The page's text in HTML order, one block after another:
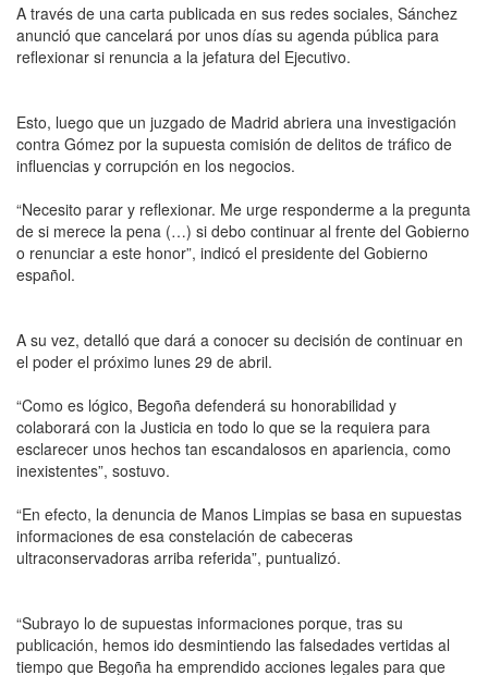
A través de una carta publicada en sus redes sociales, Sánchez
anunció que cancelará por unos días su agenda pública para
reflexionar si renuncia a la jefatura del Ejecutivo.
Esto, luego que un juzgado de Madrid abriera una investigación
contra Gómez por la supuesta comisión de delitos de tráfico de
influencias y corrupción en los negocios.
“Necesito parar y reflexionar. Me urge responderme a la pregunta
de si merece la pena (…) si debo continuar al frente del Gobierno
o renunciar a este honor”, indicó el presidente del Gobierno
español.
A su vez, detalló que dará a conocer su decisión de continuar en
el poder el próximo lunes 29 de abril.
“Como es lógico, Begoña defenderá su honorabilidad y
colaborará con la Justicia en todo lo que se la requiera para
esclarecer unos hechos tan escandalosos en apariencia, como
inexistentes”, sostuvo.
“En efecto, la denuncia de Manos Limpias se basa en supuestas
informaciones de esa constelación de cabeceras
ultraconservadoras arriba referida”, puntualizó.
“Subrayo lo de supuestas informaciones porque, tras su
publicación, hemos ido desmintiendo las falsedades vertidas al
tiempo que Begoña ha emprendido acciones legales para que